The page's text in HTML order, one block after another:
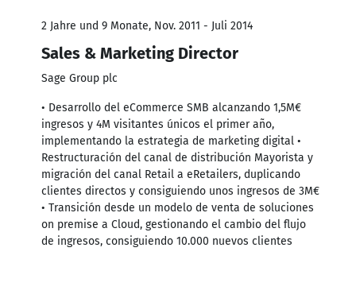
2 Jahre und 9 Monate, Nov. 2011 - Juli 2014
Sales & Marketing Director
Sage Group plc
• Desarrollo del eCommerce SMB alcanzando 1,5M€
ingresos y 4M visitantes únicos el primer año,
implementando la estrategia de marketing digital •
Restructuración del canal de distribución Mayorista y
migración del canal Retail a eRetailers, duplicando
clientes directos y consiguiendo unos ingresos de 3M€
• Transición desde un modelo de venta de soluciones
on premise a Cloud, gestionando el cambio del flujo
de ingresos, consiguiendo 10.000 nuevos clientes